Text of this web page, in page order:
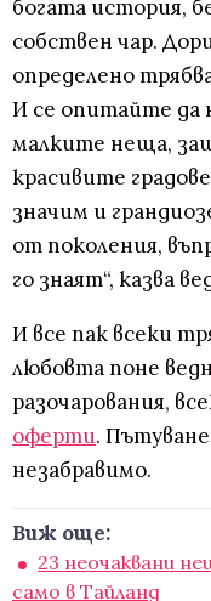
богата история,
собствен чар.
определено
И се опитайте да
малките неща,
красивите
значим и
от поколения,
го знаят“, казва
И все пак всеки
любовта поне
разочарования,
оферти.
незабравимо.
Виж още:
23 неочаквани
само в Тайланд